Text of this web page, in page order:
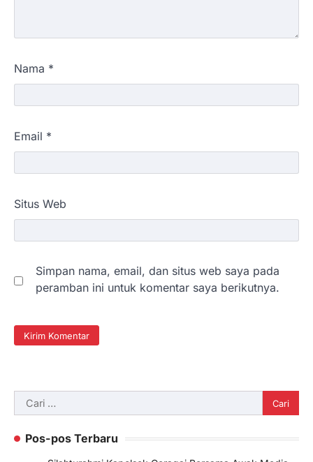
Nama *
Email *
Situs Web
Simpan nama, email, dan situs web saya pada
peramban ini untuk komentar saya berikutnya.
Cari
untuk:
Pos-pos Terbaru